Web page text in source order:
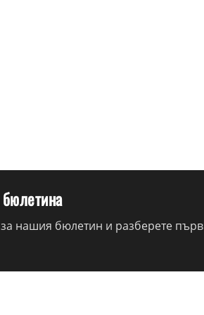
нашия бюлетин и разберете